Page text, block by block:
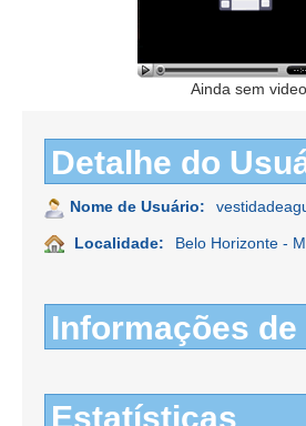
Ainda sem video
Detalhe do
Nome de Usuário:
Localidade: Belo Horizonte -
Informações
Estatísticas